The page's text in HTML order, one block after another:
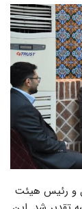
و رئیس هیئت